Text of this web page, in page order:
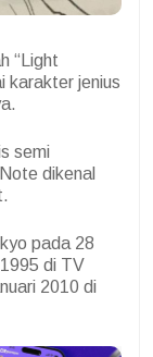
“Light
karakter jenius
semi
dikenal
pada 28
di TV
2010 di